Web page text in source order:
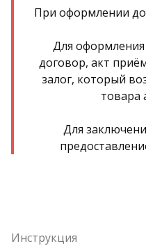
При оформлении
Для
договор, акт
залог, который
товара
Для
Инструкция